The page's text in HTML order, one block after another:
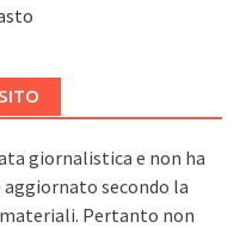
giornalistica e non ha
secondo la
Pertanto non